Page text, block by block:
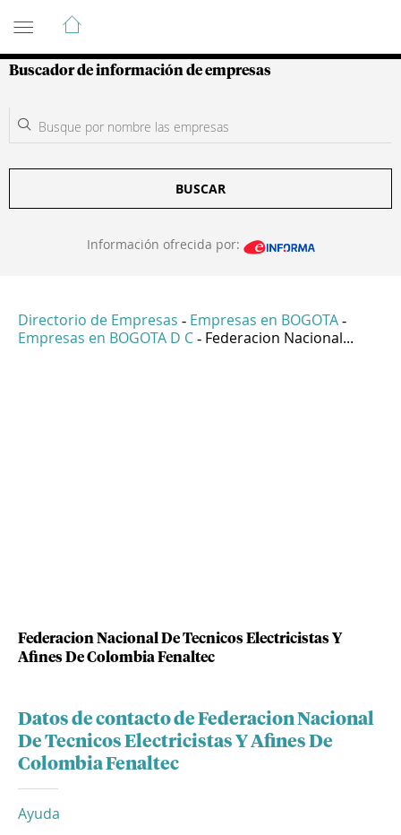
Guía de Empresas Colombianas
Buscador de información de empresas
BUSCAR
Información ofrecida por:
Directorio de Empresas - Empresas en BOGOTA -
Empresas en BOGOTA D C - Federacion Nacional...
Federacion Nacional De Tecnicos Electricistas Y
Afines De Colombia Fenaltec
Datos de contacto de Federacion Nacional
De Tecnicos Electricistas Y Afines De
Colombia Fenaltec
Ayuda